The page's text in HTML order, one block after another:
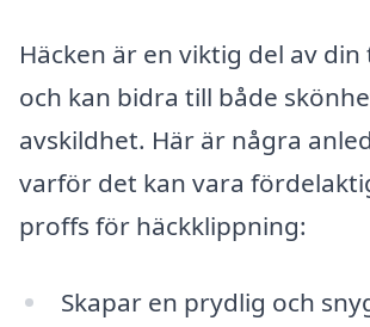
Häcken är en viktig del av
och kan bidra till både
avskildhet. Här är några
varför det kan vara
proffs för häckklippning:
Skapar en prydlig och